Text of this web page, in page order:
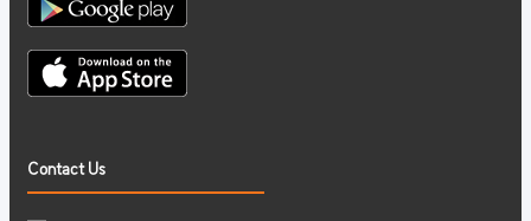
Contact Us